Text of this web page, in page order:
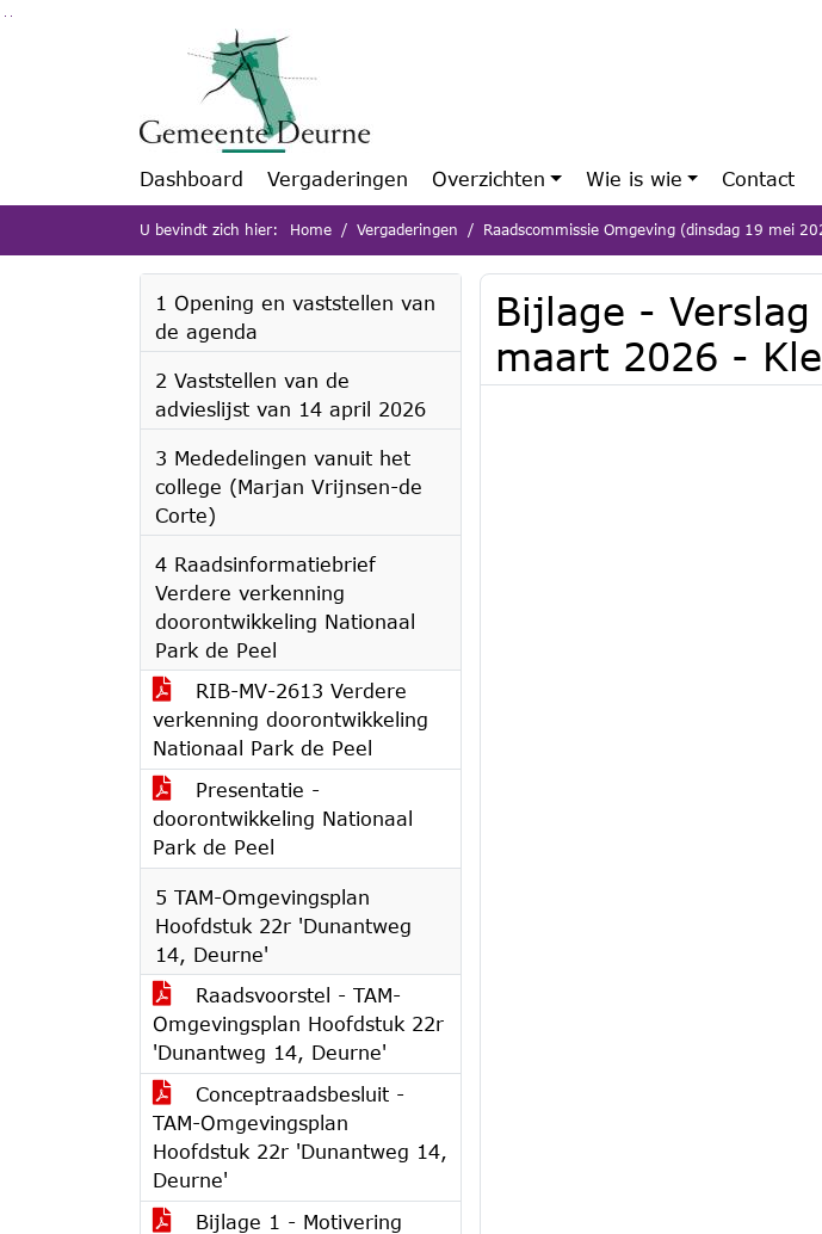
Ga naar de inhoud van deze pagina
Dashboard Vergaderingen Overzichten Wie is wie Contact
U bevindt zich hier: Home Vergaderingen Raadscommissie Omgeving (dinsdag 19 mei
1 Opening en vaststellen van
de agenda
2 Vaststellen van de
advieslijst van 14 april 2026
3 Mededelingen vanuit het
college (Marjan Vrijnsen-de
Corte)
4 Raadsinformatiebrief
Verdere verkenning
doorontwikkeling Nationaal
Park de Peel
RIB-MV-2613 Verdere
verkenning doorontwikkeling
Nationaal Park de Peel
Presentatie -
doorontwikkeling Nationaal
Park de Peel
5 TAM-Omgevingsplan
Hoofdstuk 22r 'Dunantweg
14, Deurne'
Raadsvoorstel - TAM-
Omgevingsplan Hoofdstuk 22r
'Dunantweg 14, Deurne'
Conceptraadsbesluit -
TAM-Omgevingsplan
Hoofdstuk 22r 'Dunantweg 14,
Deurne'
Bijlage 1 - Motivering
Bijlage -
maart 2026 -